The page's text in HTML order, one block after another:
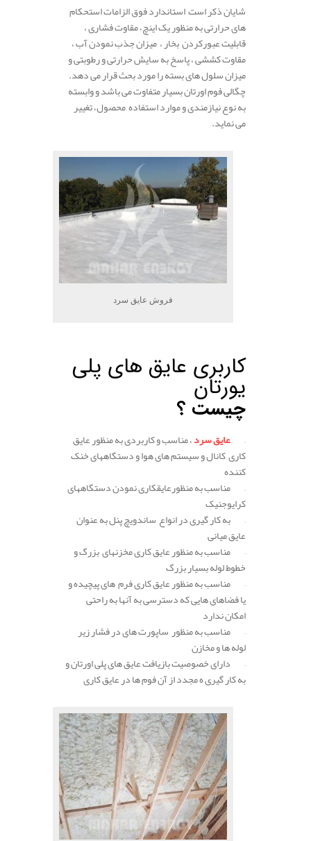
شایان ذکر است استاندارد فوق الزامات استحکام
های حرارتی به منظور یک اینچ، مقاوت فشاری ،
قابلیت عبورکردن بخار ، میزان جذب نمودن آب ،
مقاوت کششی ، پاسخ به سایش حرارتی و رطوبتی و
میزان سلول های بسته را مورد بحث قرار می دهد.
چگالی فوم اورتان بسیار متفاوت می باشد و وابسته
به نوع نیازمندی و موارد استفاده محصول، تغییر
می نماید.
فروش عایق سرد
کاربری عایق های پلی
یورتان
چیست ؟
– عایق سرد، مناسب و کاربردی به منظور عایق
کاری کانال و سیستم های هوا و دستگاههای خنک
کننده
– مناسب به منظورعایقکاری نمودن دستگاههای
کرایوجنیک
– به کار گیری در انواع ساندویچ پنل به عنوان
عایق میانی
– مناسب به منظور عایق کاری مخزنهای بزرگ و
خطوط لوله بسیار بزرگ
– مناسب به منظور عایق کاری فرم های پیچیده و
یا فضاهای هایی که دسترسی به آنها به راحتی
امکان ندارد
– مناسب به منظور ساپورت های در فشار زیر
لوله ها و مخازن
– دارای خصوصیت بازیافت عایق های پلی اورتان و
به کار گیری ه مجدد از آن فوم ها در عایق کاری